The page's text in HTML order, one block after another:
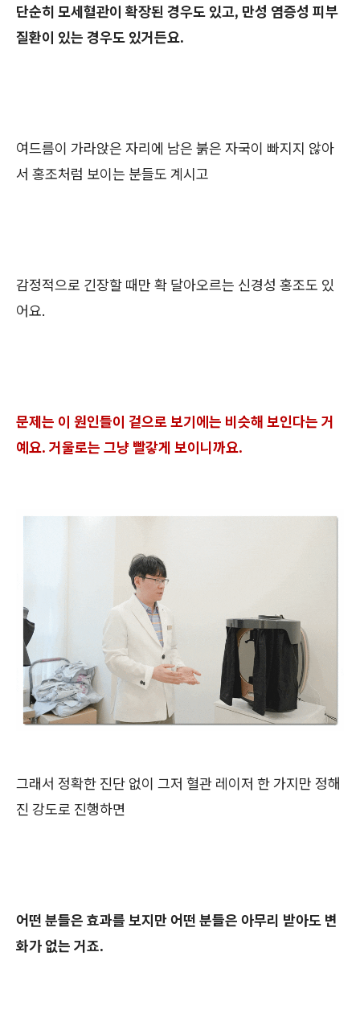
단순히 모세혈관이 확장된 경우도 있고, 만성 염증성 피부
질환이 있는 경우도 있거든요.
여드름이 가라앉은 자리에 남은 붉은 자국이 빠지지 않아
서 홍조처럼 보이는 분들도 계시고
감정적으로 긴장할 때만 확 달아오르는 신경성 홍조도 있
어요.
문제는 이 원인들이 겉으로 보기에는 비슷해 보인다는 거
예요. 거울로는 그냥 빨갛게 보이니까요.
그래서 정확한 진단 없이 그저 혈관 레이저 한 가지만 정해
진 강도로 진행하면
어떤 분들은 효과를 보지만 어떤 분들은 아무리 받아도 변
화가 없는 거죠.